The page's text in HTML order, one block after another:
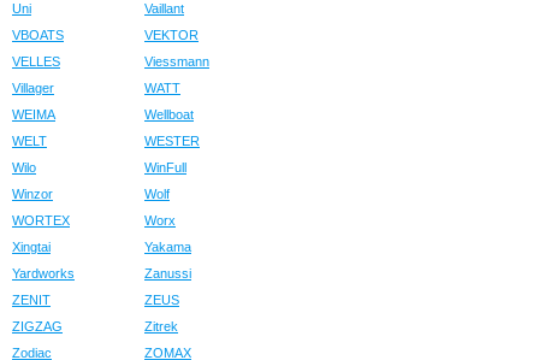
Uni
Vaillant
VBOATS
VEKTOR
VELLES
Viessmann
Villager
WATT
WEIMA
Wellboat
WELT
WESTER
Wilo
WinFull
Winzor
Wolf
WORTEX
Worx
Xingtai
Yakama
Yardworks
Zanussi
ZENIT
ZEUS
ZIGZAG
Zitrek
Zodiac
ZOMAX